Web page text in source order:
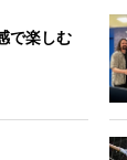
で楽しむ